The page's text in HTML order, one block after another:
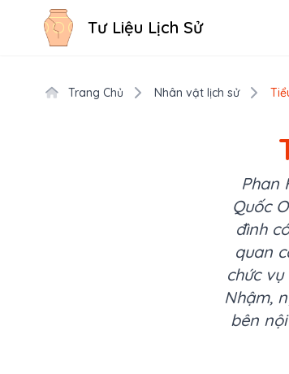
Tư Liệu Lịch Sử
Trang Chủ Nhân vật lịch sử
Phan
Quốc
đình
quan
chức
Nhậm,
bên